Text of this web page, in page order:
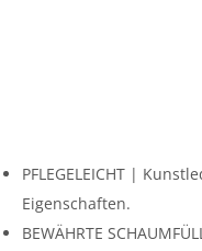
PFLEGELEICHT |
Eigenschaften.
BEWÄHRTE